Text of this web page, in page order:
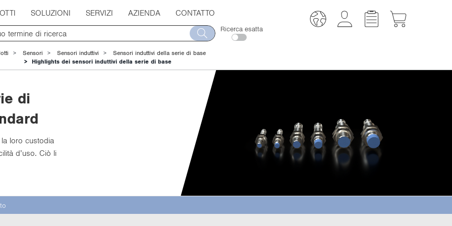
SOLUZIONI SERVIZI AZIENDA CONTATTO
Ricerca esatta
Sensori Sensori induttivi
Sensori induttivi della serie di base
Highlights dei sensori induttivi della serie di base
di
loro cu­sto­dia
d’uso. Ciò li